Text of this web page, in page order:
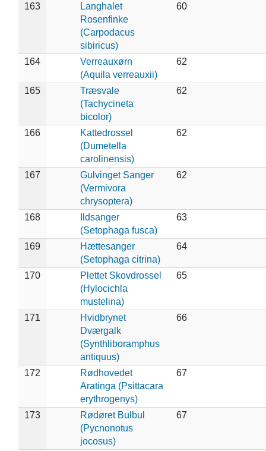
163
Langhalet
Rosenfinke
(Carpodacus
sibiricus)
60
164
Verreauxørn
(Aquila verreauxii)
62
165
Træsvale
(Tachycineta
bicolor)
62
166
Kattedrossel
(Dumetella
carolinensis)
62
167
Gulvinget Sanger
(Vermivora
chrysoptera)
62
168
Ildsanger
(Setophaga fusca)
63
169
Hættesanger
(Setophaga citrina)
64
170
Plettet Skovdrossel
(Hylocichla
mustelina)
65
171
Hvidbrynet
Dværgalk
(Synthliboramphus
antiquus)
66
172
Rødhovedet
Aratinga (Psittacara
erythrogenys)
67
173
Rødøret Bulbul
(Pycnonotus
jocosus)
67